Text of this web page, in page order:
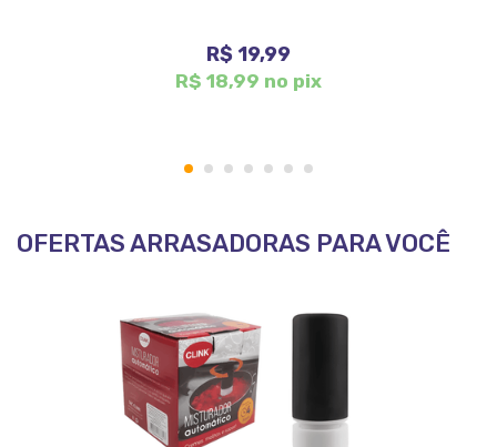
R$ 19,99
R$ 18,99 no pix
1 2 3 4 5 6 7
OFERTAS ARRASADORAS PARA VOCÊ